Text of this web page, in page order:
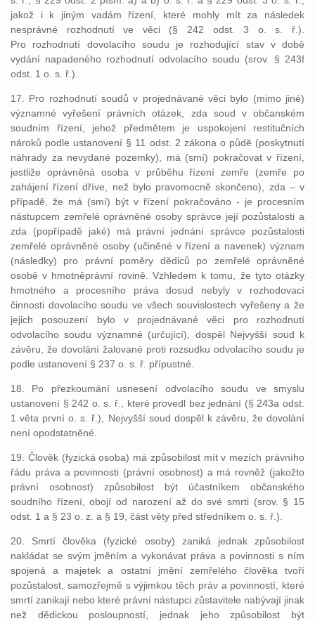
jakož i k jiným vadám řízení, které mohly mít za následek
nesprávné rozhodnutí ve věci (§ 242 odst. 3 o. s. ř.).
Pro rozhodnutí dovolacího soudu je rozhodující stav v době
vydání napadeného rozhodnutí odvolacího soudu (srov. § 243f
odst. 1 o. s. ř.).
17. Pro rozhodnutí soudů v projednávané věci bylo (mimo jiné)
významné vyřešení právních otázek, zda soud v občanském
soudním řízení, jehož předmětem je uspokojení restitučních
nároků podle ustanovení § 11 odst. 2 zákona o půdě (poskytnutí
náhrady za nevydané pozemky), má (smí) pokračovat v řízení,
jestliže oprávněná osoba v průběhu řízení zemře (zemře po
zahájení řízení dříve, než bylo pravomocně skončeno), zda – v
případě, že má (smí) být v řízení pokračováno - je procesním
nástupcem zemřelé oprávněné osoby správce její pozůstalosti a
zda (popřípadě jaké) má právní jednání správce pozůstalosti
zemřelé oprávněné osoby (učiněné v řízení a navenek) význam
(následky) pro právní poměry dědiců po zemřelé oprávněné
osobě v hmotněprávní rovině. Vzhledem k tomu, že tyto otázky
hmotného a procesního práva dosud nebyly v rozhodovací
činnosti dovolacího soudu ve všech souvislostech vyřešeny a že
jejich posouzení bylo v projednávané věci pro rozhodnutí
odvolacího soudu významné (určující), dospěl Nejvyšší soud k
závěru, že dovolání žalované proti rozsudku odvolacího soudu je
podle ustanovení § 237 o. s. ř. přípustné.
18. Po přezkoumání usnesení odvolacího soudu ve smyslu
ustanovení § 242 o. s. ř., které provedl bez jednání (§ 243a odst.
1 věta první o. s. ř.), Nejvyšší soud dospěl k závěru, že dovolání
není opodstatněné.
19. Člověk (fyzická osoba) má způsobilost mít v mezích právního
řádu práva a povinnosti (právní osobnost) a má rovněž (jakožto
právní osobnost) způsobilost být účastníkem občanského
soudního řízení, obojí od narození až do své smrti (srov. § 15
odst. 1 a § 23 o. z. a § 19, část věty před středníkem o. s. ř.).
20. Smrtí člověka (fyzické osoby) zaniká jednak způsobilost
nakládat se svým jměním a vykonávat práva a povinnosti s ním
spojená a majetek a ostatní jmění zemřelého člověka tvoří
pozůstalost, samozřejmě s výjimkou těch práv a povinností, které
smrtí zanikají nebo které právní nástupci zůstavitele nabývají jinak
než dědickou posloupností, jednak jeho způsobilost být